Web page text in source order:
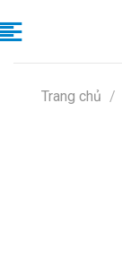
to
Trang chủ /